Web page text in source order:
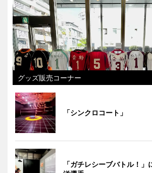
グッズ販売コーナー
「シンクロコート」
「ガチレシーブバトル！